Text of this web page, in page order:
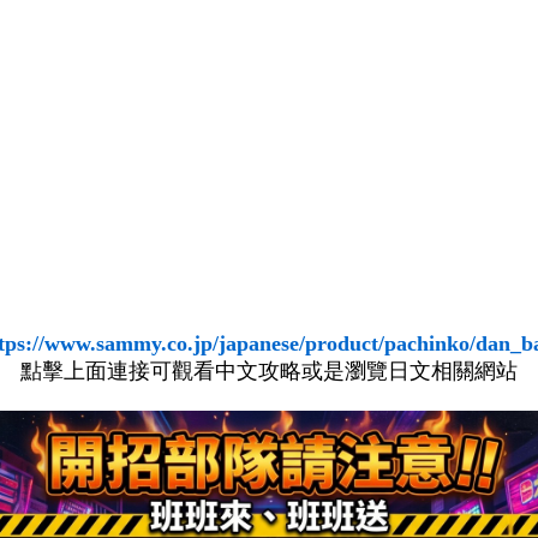
www.sammy.co.jp/japanese/product/pachinko/
點擊上面連接可觀看中文攻略或是瀏覽日文相關網站